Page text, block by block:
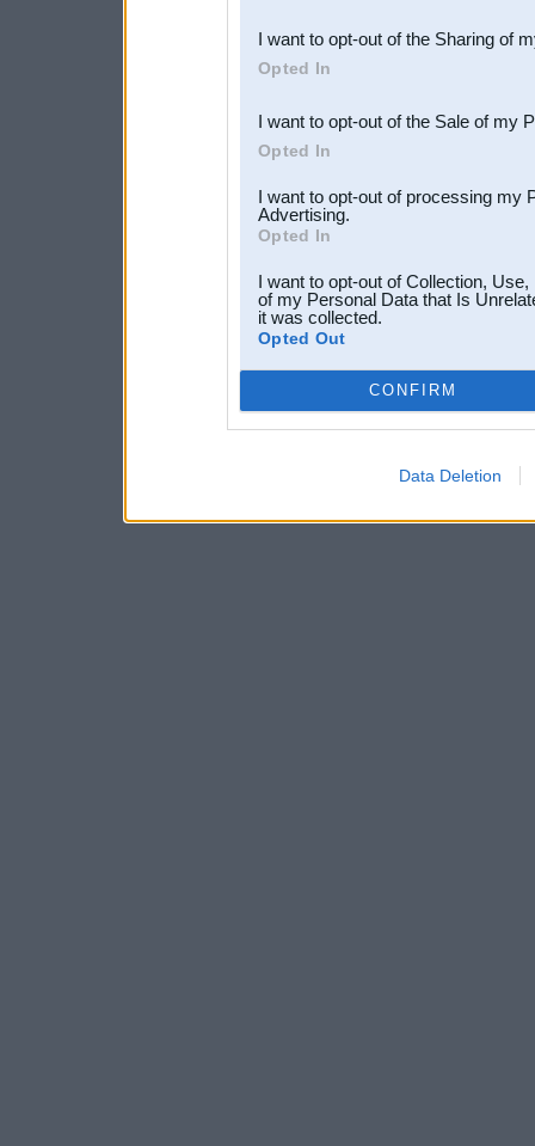
Downstream Participants
third parties.
I want to opt-out of the Sharing of
Opted In
I want to opt-out of the Sale of my
Opted In
I want to opt-out of processing my
Advertising.
Opted In
I want to opt-out of Collection,
of my Personal Data that Is
it was collected.
Opted Out
CONFIRM
Data Deletion